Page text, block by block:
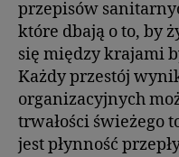
przepisów
które dbają o to, by
się między krajami
Każdy przestój
organizacyjnych
trwałości świeżego
jest płynność